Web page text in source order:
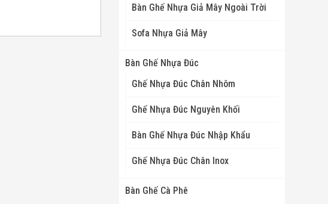
Bàn Ghế Nhựa Giả Mây Ngoài Trời
Sofa Nhựa Giả Mây
Bàn Ghế Nhựa Đúc
Ghế Nhựa Đúc Chân Nhôm
Ghế Nhựa Đúc Nguyên Khối
Bàn Ghế Nhựa Đúc Nhập Khẩu
Ghế Nhựa Đúc Chân Inox
Bàn Ghế Cà Phê